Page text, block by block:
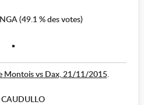
(49.1 % des votes)
Montois vs Dax, 21/11/2015.